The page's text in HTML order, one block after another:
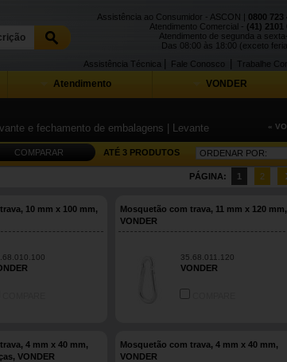
Assistência ao Consumidor - ASCON | 0800 723
Atendimento Comercial - (41) 2101
Atendimento de segunda a
Das 08:00 às 18:00 (exceto
Trabalhe
Fale Conosco
Assistência Técnica
Atendimento VONDER
e fechamento de embalagens | Levante «
COMPARAR ATÉ 3 PRODUTOS
PÁGINA: 1 2
10 mm x 100 mm,
Mosquetão com trava, 11 mm x 120 mm,
VONDER
35.68.011.120
VONDER
4 mm x 40 mm,
VONDER
Mosquetão com trava, 4 mm x 40 mm,
VONDER